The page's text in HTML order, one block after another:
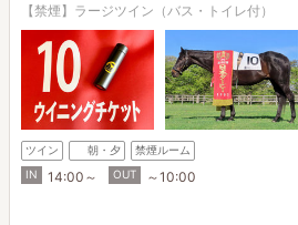
【禁煙】ラージツイン（バス・トイレ付）
ツイン 朝・夕
禁煙ルーム
IN
14:00～ OUT ～10:00